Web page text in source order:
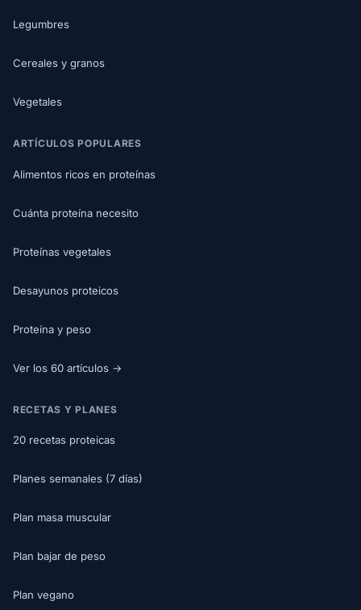
Legumbres
Cereales y granos
Vegetales
ARTÍCULOS POPULARES
Alimentos ricos en proteínas
Cuánta proteína necesito
Proteínas vegetales
Desayunos proteicos
Proteína y peso
Ver los 60 artículos →
RECETAS Y PLANES
20 recetas proteicas
Planes semanales (7 días)
Plan masa muscular
Plan bajar de peso
Plan vegano